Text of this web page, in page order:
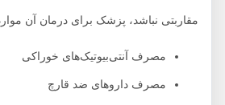
مقاربتی نباشد، پزشک برای درمان آن موارد زیر
مصرف آنتی‌بیوتیک‌های خوراکی
مصرف داروهای ضد قارچ